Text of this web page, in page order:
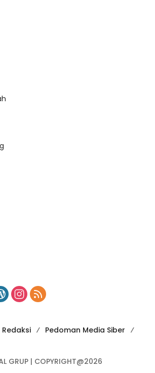
Redaksi
Pedoman Media Siber
GRUP | COPYRIGHT@2026